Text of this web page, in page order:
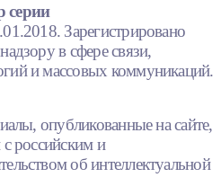
серии
Зарегистрировано
в сфере связи,
и массовых коммуникаций.
опубликованные на сайте,
российским и
об интеллектуальной